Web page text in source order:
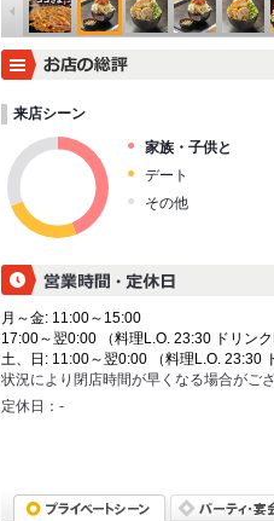
来店シーン
家族・子供と
デート
その他
月～金: 11:00～15:00
17:00～翌0:00 （料理L.O. 23:30 ドリンク
土、日: 11:00～翌0:00 （料理L.O. 23:30
状況により閉店時間が早くなる場合がござ
定休日： -